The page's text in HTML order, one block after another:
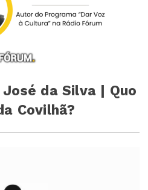
da Silva | Quo
Covilhã?